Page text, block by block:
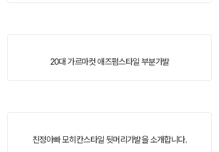
20대 가르마컷 애즈펌스타일 부분가발
친정아빠 모히칸스타일 뒷머리가발을 소개합니다.